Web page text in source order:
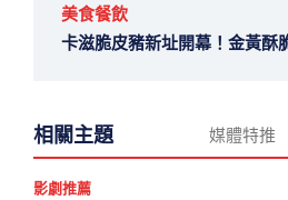
美食餐飲
卡滋脆皮豬新址開幕！金黃酥
相關主題 媒體特推
影劇推薦